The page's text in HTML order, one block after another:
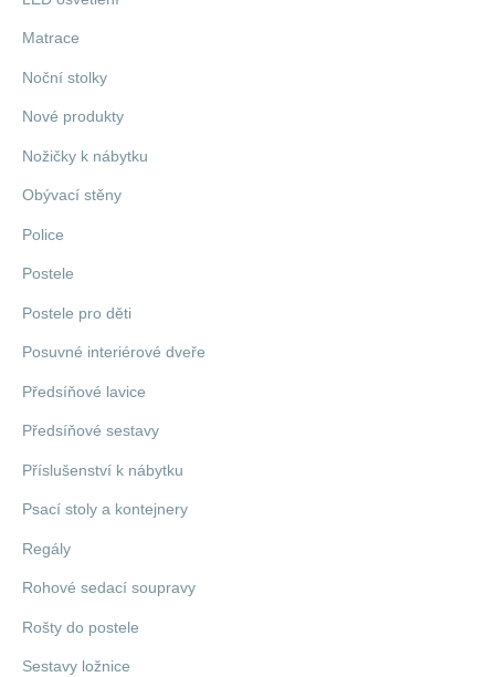
Matrace
Noční stolky
Nové produkty
Nožičky k nábytku
Obývací stěny
Police
Postele
Postele pro děti
Posuvné interiérové dveře
Předsíňové lavice
Předsíňové sestavy
Příslušenství k nábytku
Psací stoly a kontejnery
Regály
Rohové sedací soupravy
Rošty do postele
Sestavy ložnice